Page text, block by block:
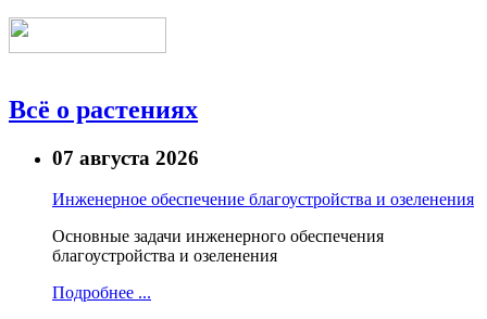
Всё о растениях
07 августа 2026
Инженерное обеспечение благоустройства и озеленения
Основные задачи инженерного обеспечения
благоустройства и озеленения
Подробнее ...